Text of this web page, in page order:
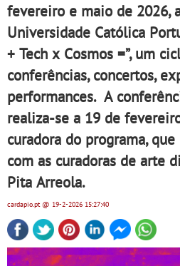
fevereiro e maio de 2026,
Universidade Católica
+ Tech x Cosmos =”,um
conferências, concertos,
performances. A
realiza-se a 19 de
curadora do programa,
com as curadoras de arte
Pita Arreola.
cardapio.pt@ 19-2-2026 15:27:40